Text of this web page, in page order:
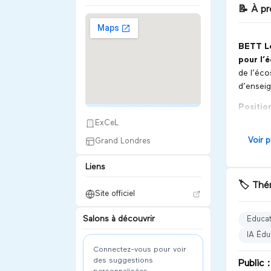
ExCeL
Grand Londres
Liens
Site officiel
Salons à découvrir
Connectez-vous pour voir
des suggestions
📝 À
BETT
pour
de
Voir
🏷️
IA
Public :